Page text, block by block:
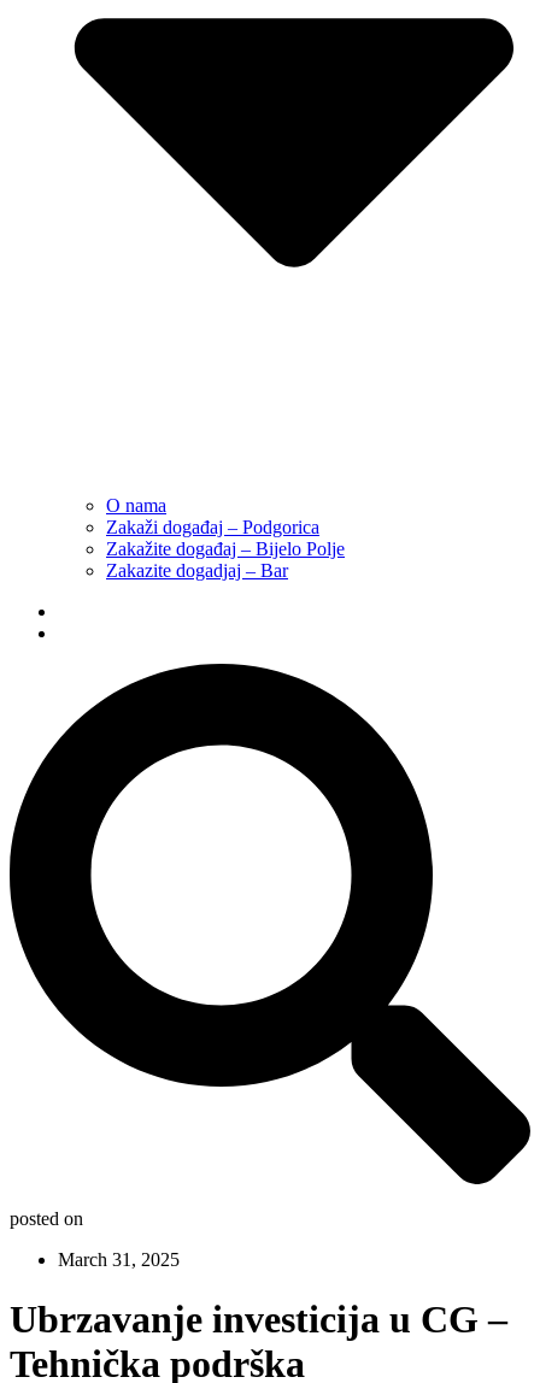
O nama
Zakaži događaj – Podgorica
Zakažite događaj – Bijelo Polje
Zakazite dogadjaj – Bar
posted on
March 31, 2025
Ubrzavanje investicija u CG –
Tehnička podrška